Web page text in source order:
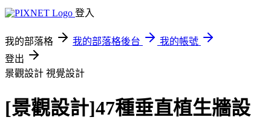
登入
我的部落格 我的部落格後台
我的帳號
登出
景觀設計 視覺設計
[景觀設計]47種垂直植生牆設